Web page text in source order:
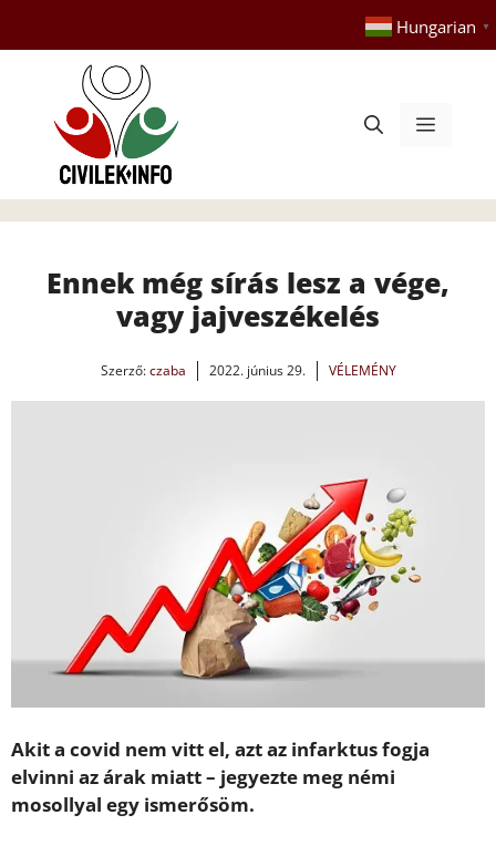
tartalomba
Hungarian ▼
Menü
Ennek még sírás lesz a vége,
vagy jajveszékelés
Szerző:czaba 2022. június 29. VÉLEMÉNY
Akit a covid nem vitt el, azt az infarktus fogja
elvinni az árak miatt – jegyezte meg némi
mosollyal egy ismerősöm.